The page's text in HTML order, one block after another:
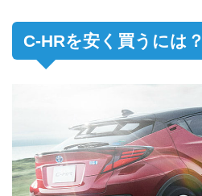
C-HRを安く買うには？